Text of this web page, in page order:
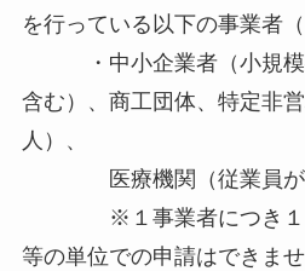
を行っている以下の事業者
・中小企業者（小規模
含む）、商工団体、特定非
人）、
医療機関（従業員が
※１事業者につき１回
等の単位での申請はできませ